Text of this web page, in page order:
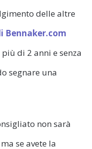
delle altre
Bennaker.com
di 2 anni e senza
segnare una
non sarà
se avete la